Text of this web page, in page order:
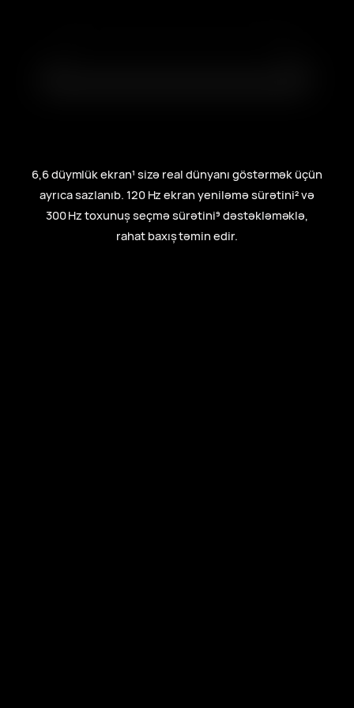
6,6 düymlük ekran⁠1 sizə real dünyanı göstərmək üçün
ayrıca sazlanıb. 120 Hz ekran yeniləmə sürətini⁠2və
300 Hztoxunuş seçmə sürətini⁠9 dəstəkləməklə,
rahat baxış təmin edir.